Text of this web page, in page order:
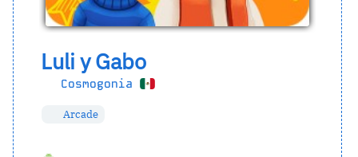
Luli y Gabo
Cosmogonia
Arcade